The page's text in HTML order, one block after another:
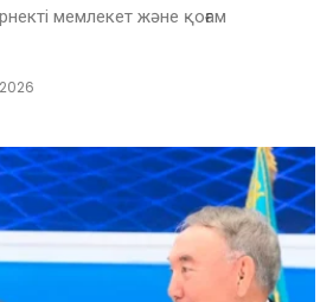
мемлекет және қоғам